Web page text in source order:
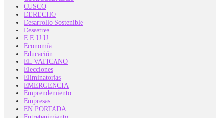
CUSCO
DERECHO
Desarrollo Sostenible
Desastres
E.E.U.U.
Economía
Educación
EL VATICANO
Elecciones
Eliminatorias
EMERGENCIA
Emprendemiento
Empresas
EN PORTADA